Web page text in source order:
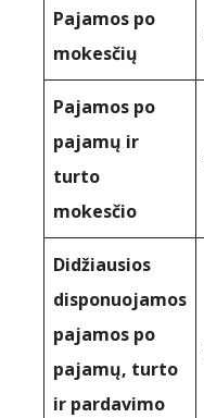
Pajamos po
mokesčių
Pajamos po
pajamų ir
turto
mokesčio
Didžiausios
disponuojamos
pajamos po
pajamų, turto
ir pardavimo